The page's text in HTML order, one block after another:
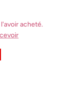
acheté.